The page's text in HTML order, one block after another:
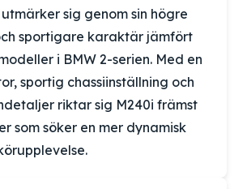
utmärker sig genom sin högre
sportigare karaktär jämfört
i BMW 2-serien. Med en
sportig chassiinställning och
riktar sig M240i främst
som söker en mer dynamisk